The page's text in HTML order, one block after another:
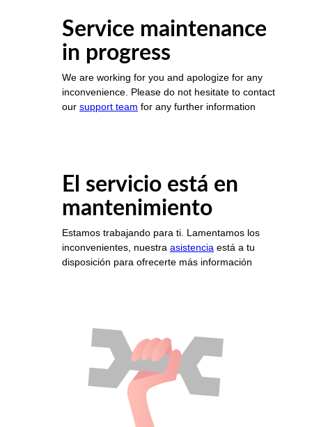
Service maintenance
in progress
We are working for you and apologize for any
inconvenience. Please do not hesitate to contact
our support team for any further information
El servicio está en
mantenimiento
Estamos trabajando para ti. Lamentamos los
inconvenientes, nuestra asistencia está a tu
disposición para ofrecerte más información